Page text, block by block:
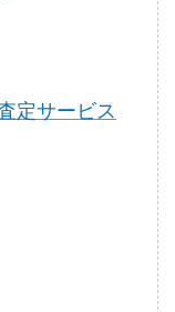
定サービス